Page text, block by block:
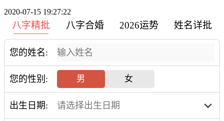
2020-07-15 19:27:22
八字精批 八字合婚 2026运势 姓名详批
您的姓名:
您的性别: 男 女
出生日期: